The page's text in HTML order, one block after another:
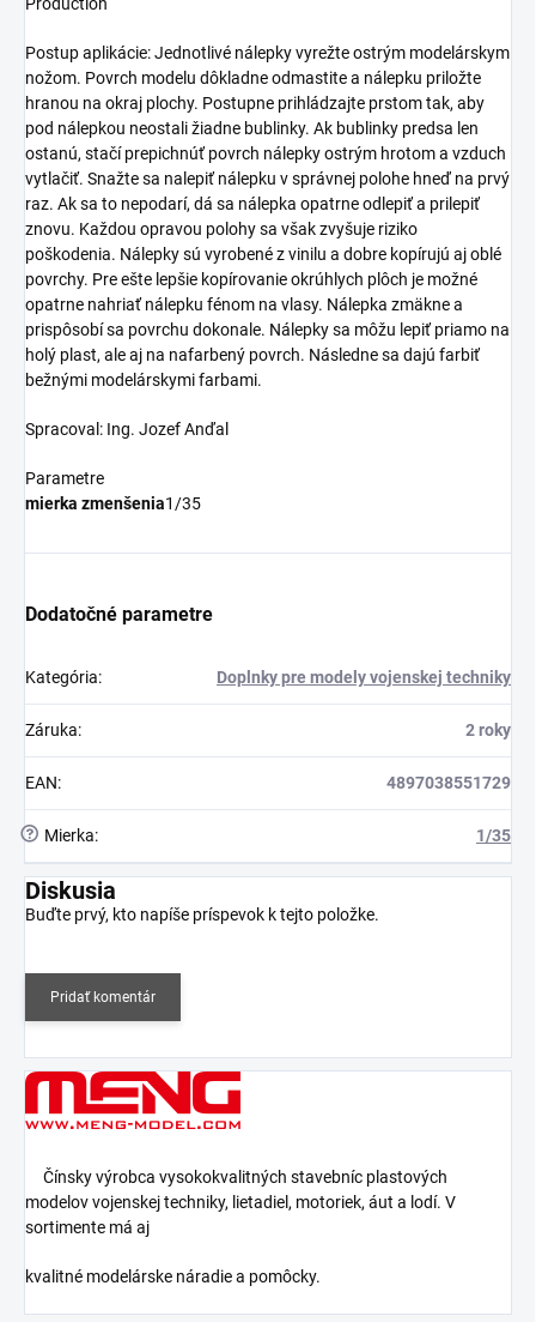
Postup aplikácie: Jednotlivé nálepky vyrežte ostrým modelárskym
nožom. Povrch modelu dôkladne odmastite a nálepku priložte
hranou na okraj plochy. Postupne prihládzajte prstom tak, aby
pod nálepkou neostali žiadne bublinky. Ak bublinky predsa len
ostanú, stačí prepichnúť povrch nálepky ostrým hrotom a vzduch
vytlačiť. Snažte sa nalepiť nálepku v správnej polohe hneď na prvý
raz. Ak sa to nepodarí, dá sa nálepka opatrne odlepiť a prilepiť
znovu. Každou opravou polohy sa však zvyšuje riziko
poškodenia. Nálepky sú vyrobené z vinilu a dobre kopírujú aj oblé
povrchy. Pre ešte lepšie kopírovanie okrúhlych plôch je možné
opatrne nahriať nálepku fénom na vlasy. Nálepka zmäkne a
prispôsobí sa povrchu dokonale. Nálepky sa môžu lepiť priamo na
holý plast, ale aj na nafarbený povrch. Následne sa dajú farbiť
bežnými modelárskymi farbami.
Spracoval: Ing. Jozef Anďal
Parametre
mierka zmenšenia1/35
Dodatočné parametre
Kategória: Doplnky pre modely vojenskej techniky
Záruka: 2 roky
EAN: 4897038551729
? Mierka: 1/35
Diskusia
Buďte prvý, kto napíše príspevok k tejto položke.
Pridať komentár
Čínsky výrobca vysokokvalitných stavebníc plastových
modelov vojenskej techniky, lietadiel, motoriek, áut a lodí. V
sortimente má aj
kvalitné modelárske náradie a pomôcky.